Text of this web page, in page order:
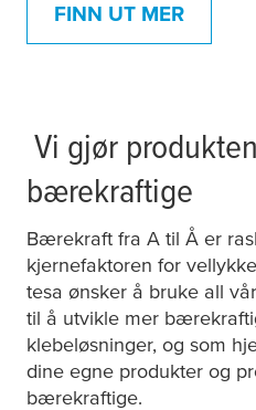
FINN UT MER
Vi gjør
bærekraftige
Bærekraft fra A til Å er
kjernefaktoren for
tesa ønsker å bruke all
til å utvikle mer
klebeløsninger, og som
dine egne produkter og
bærekraftige.